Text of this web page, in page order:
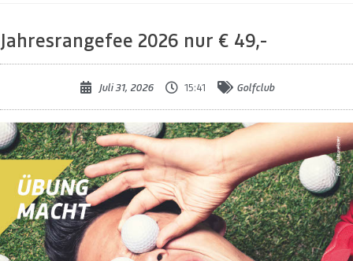
Jahresrangefee 2026 nur € 49,-
Juli 31, 2026 15:41 Golfclub